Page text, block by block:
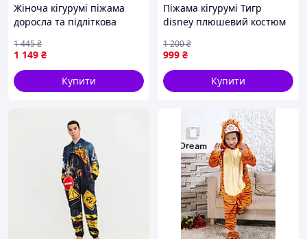
Жіноча кігурумі піжама
доросла та підліткова
Тигра Дісней Toyvoo
1 149 ₴
1 445₴
Купити
Піжама кігурумі Тигр
disney плюшевий костюм
для дітей і підлітків
999 ₴
1 200₴
Купити